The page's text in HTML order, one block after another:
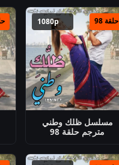
حلقة 98 1080p
مسلسل ظلك وطني
مترجم حلقة 98